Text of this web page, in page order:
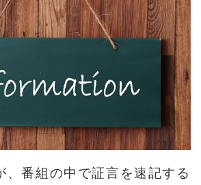
、番組の中で証言を速記する